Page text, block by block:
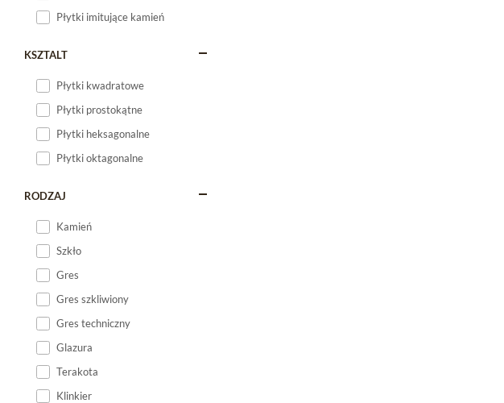
Płytki imitujące kamień
KSZTALT
Płytki kwadratowe
Płytki prostokątne
Płytki heksagonalne
Płytki oktagonalne
RODZAJ
Kamień
Szkło
Gres
Gres szkliwiony
Gres techniczny
Glazura
Terakota
Klinkier